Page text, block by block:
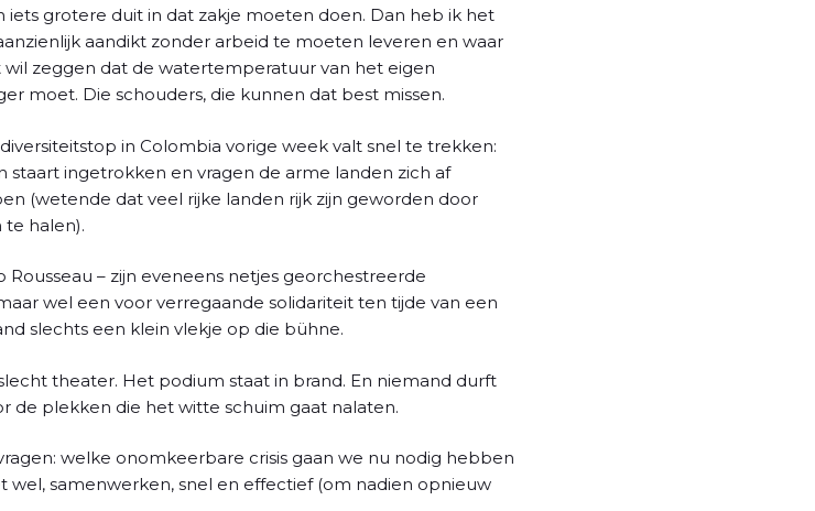
grotere duit in dat zakje moeten doen. Dan heb ik het
aandikt zonder arbeid te moeten leveren en waar
zeggen dat de watertemperatuur van het eigen
moet. Die schouders, die kunnen dat best missen.
in Colombia vorige week valt snel te trekken:
ingetrokken en vragen de arme landen zich af
(wetende dat veel rijke landen rijk zijn geworden door
halen).
– zijn eveneens netjes georchestreerde
wel een voor verregaande solidariteit ten tijde van een
slechts een klein vlekje op die bühne.
theater. Het podium staat in brand. En niemand durft
de plekken die het witte schuim gaat nalaten.
welke onomkeerbare crisis gaan we nu nodig hebben
wel, samenwerken, snel en effectief (om nadien opnieuw